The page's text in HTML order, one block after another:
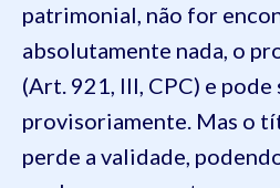
patrimonial, não for
absolutamente nada, o
(Art. 921, III, CPC) e
provisoriamente. Mas o
perde a validade,